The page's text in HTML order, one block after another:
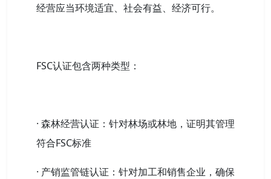
经营应当环境适宜、社会有益、经济可行。
FSC认证包含两种类型：
· 森林经营认证：针对林场或林地，证明其管理
符合FSC标准
· 产销监管链认证：针对加工和销售企业，确保